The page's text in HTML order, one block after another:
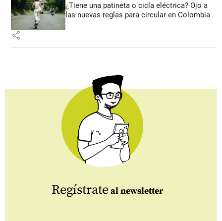
¿Tiene una patineta o cicla eléctrica? Ojo a
las nuevas reglas para circular en Colombia
share
Regístrate al newsletter